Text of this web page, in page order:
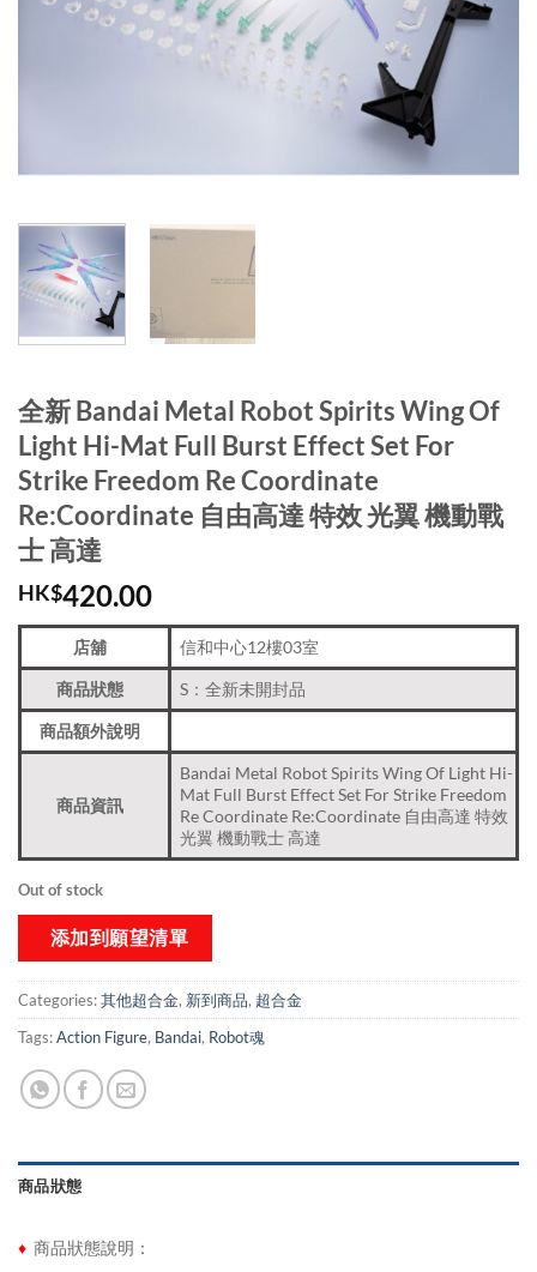
全新 Bandai Metal Robot Spirits Wing Of
Light Hi-Mat Full Burst Effect Set For
Strike Freedom Re Coordinate
Re:Coordinate 自由高達 特效 光翼 機動戰
士 高達
HK$420.00
店舖 信和中心12樓03室
商品狀態 S：全新未開封品
商品額外說明
商品資訊
Bandai Metal Robot Spirits Wing Of Light Hi-
Mat Full Burst Effect Set For Strike Freedom
Re Coordinate Re:Coordinate 自由高達 特效
光翼 機動戰士 高達
Out of stock
添加到願望清單
Categories:其他超合金, 新到商品​, 超合金
Tags:Action Figure, Bandai, Robot魂
商品狀態
♦ 商品狀態說明：